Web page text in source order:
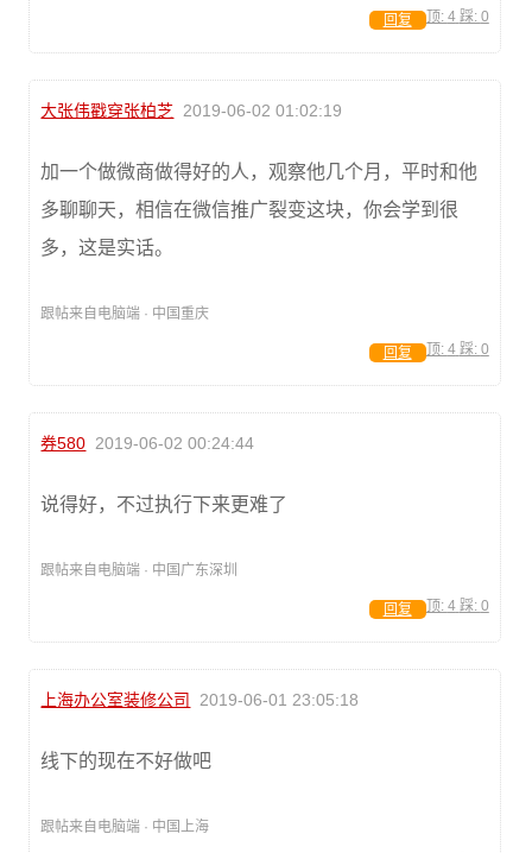
顶: 4 踩: 0
回复
大张伟戳穿张柏芝 2019-06-02 01:02:19
加一个做微商做得好的人，观察他几个月，平时和他
多聊聊天，相信在微信推广裂变这块，你会学到很
多，这是实话。
跟帖来自电脑端 · 中国重庆
顶: 4 踩: 0
回复
券580 2019-06-02 00:24:44
说得好，不过执行下来更难了
跟帖来自电脑端 · 中国广东深圳
顶: 4 踩: 0
回复
上海办公室装修公司 2019-06-01 23:05:18
线下的现在不好做吧
跟帖来自电脑端 · 中国上海